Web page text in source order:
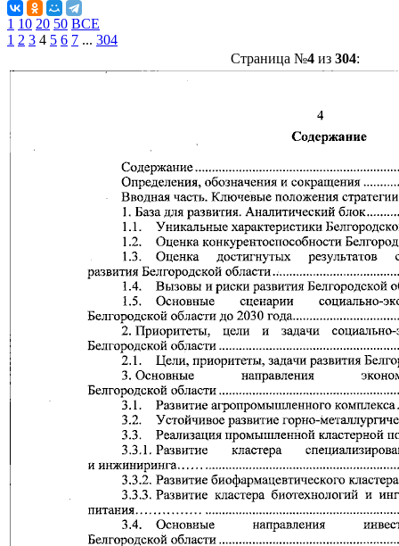
1 10 20 50 ВСЕ
1 2 3 4 5 6 7 ... 304
Страница №4из 304: